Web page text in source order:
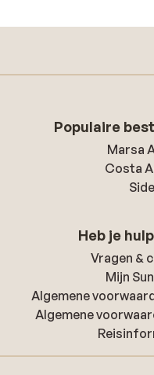
Populaire
Marsa
Costa
Side
Heb je
Vragen &
Mijn
Algemene
Algemene